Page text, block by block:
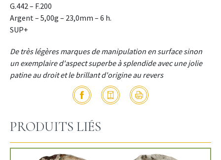
G.442 – F.200
Argent – 5,00g – 23,0mm – 6 h.
SUP+
De très légères marques de manipulation en surface sinon
un exemplaire d'aspect superbe à splendide avec une jolie
patine au droit et le brillant d'origine au revers
PRODUITS LIÉS